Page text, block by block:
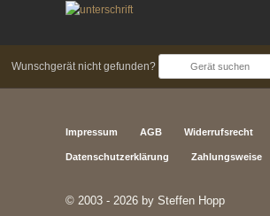
Wunschgerät nicht gefunden?
Impressum AGB Widerrufsrecht
Datenschutzerklärung Zahlungsweise
© 2003 - 2026 by Steffen Hopp